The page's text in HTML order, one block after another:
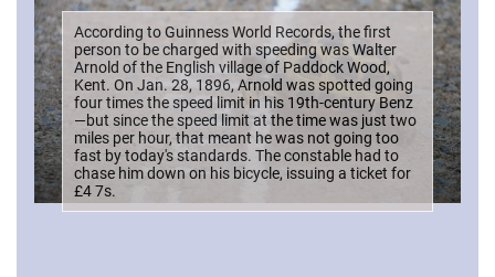
According to Guinness World Records, the first
person to be charged with speeding was Walter
Arnold of the English village of Paddock Wood,
Kent. On Jan. 28, 1896, Arnold was spotted going
four times the speed limit in his 19th-century Benz
—but since the speed limit at the time was just two
miles per hour, that meant he was not going too
fast by today's standards. The constable had to
chase him down on his bicycle, issuing a ticket for
£4 7s.